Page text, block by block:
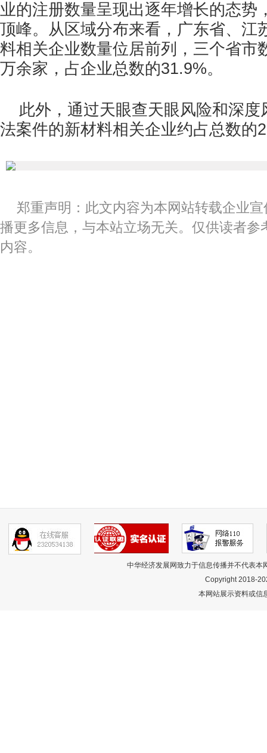
业的注册数量呈现出逐年增长的态势
顶峰。从区域分布来看，广东省、江
料相关企业数量位居前列，三个省市
万余家，占企业总数的31.9%。
此外，通过天眼查天眼风险和深
法案件的新材料相关企业约占总数的
郑重声明：此文内容为本网站转载企业
播更多信息，与本站立场无关。仅供读者参
内容。
中华经济发展网致力于信息传播并不代表
Copyright 2018-
本网站展示资料或信